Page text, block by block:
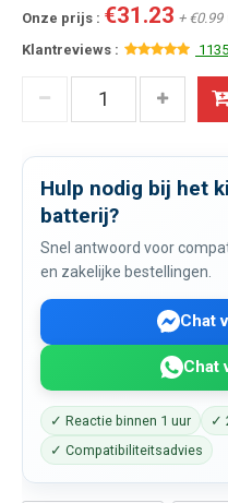
Onze prijs : €31.23 + €0.99
Klantreviews :
Hulp nodig bij het
batterij?
Snel antwoord voor
en zakelijke bestellingen.
Chat
Chat
✓ Reactie binnen 1 uur
✓
✓ Compatibiliteitsadvies